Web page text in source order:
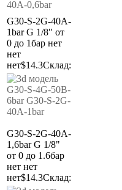
G30-S-2G-40A-
1barG 1/8" от
0 до 1бар нет
нет
нет$14.3Склад:
G30-S-2G-40A-
1,6barG 1/8"
от 0 до 1.6бар
нет нет
нет$14.3Склад: